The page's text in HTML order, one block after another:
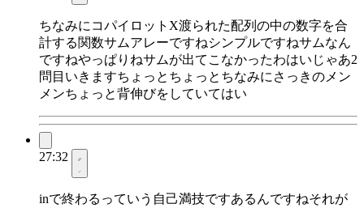
ちなみにコパイロットX渡られた配列の中の数字を合
計する関数サムアレーですねシンプルですねサムなん
ですねやっぱりねサムが出てこなかったわはいじゃあ2
問目いきますちょっとちょっとちなみにさっきのメン
メンちょっと背伸びをしていてはい
27:32
inで終わるっていう自己満技ですあるんですねそれが